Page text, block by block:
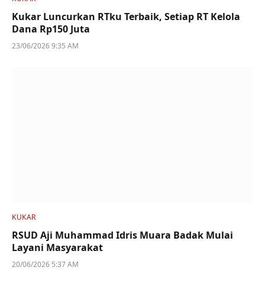
Kukar Luncurkan RTku Terbaik, Setiap RT Kelola
Dana Rp150 Juta
23/06/2026 9:35 AM
KUKAR
RSUD Aji Muhammad Idris Muara Badak Mulai
Layani Masyarakat
20/06/2026 5:37 AM